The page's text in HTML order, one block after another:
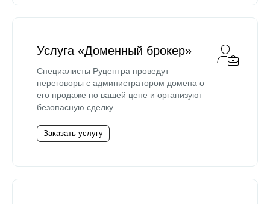
Услуга «Доменный брокер»
Специалисты Руцентра проведут
переговоры с администратором домена о
его продаже по вашей цене и организуют
безопасную сделку.
Заказать услугу